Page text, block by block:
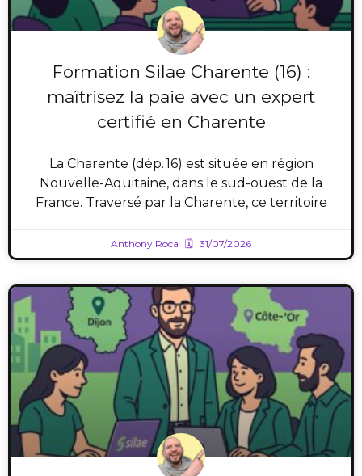
Formation Silae Charente (16) :
maîtrisez la paie avec un expert
certifié en Charente
La Charente (dép. 16) est située en région
Nouvelle-Aquitaine, dans le sud-ouest de la
France. Traversé par la Charente, ce territoire
Anthony Roca 31/07/2026